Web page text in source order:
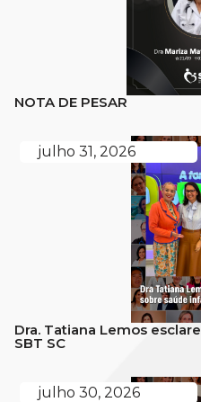
NOTA DE PESAR
julho 31, 2026
Dra. Tatiana Lemos
SBT SC
julho 30, 2026